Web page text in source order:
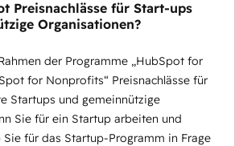
Preisnachlässe für Start-ups
Organisationen?
der Programme „HubSpot for
for Nonprofits“ Preisnachlässe für
Startups und gemeinnützige
Sie für ein Startup arbeiten und
für das Startup-Programm in Frage